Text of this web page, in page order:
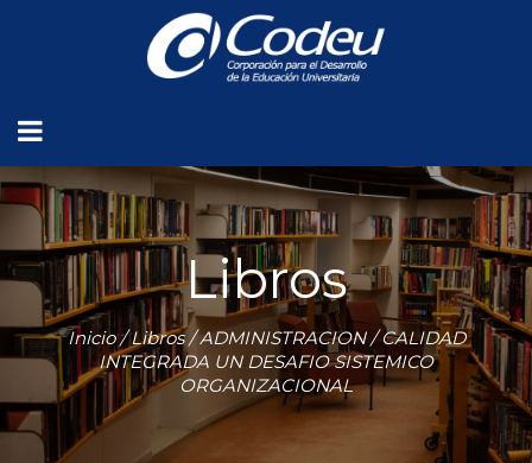
Libros
Inicio/Libros/ADMINISTRACION/ CALIDAD
INTEGRADA UN DESAFIO SISTEMICO
ORGANIZACIONAL